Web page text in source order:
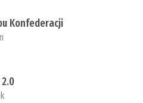
Konfederacji